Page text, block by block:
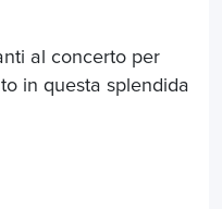
al concerto per
in questa splendida